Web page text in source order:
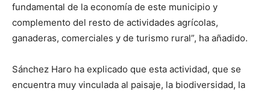
fundamental de la economía de este municipio y
complemento del resto de actividades agrícolas,
ganaderas, comerciales y de turismo rural”, ha añadido.
Sánchez Haro ha explicado que esta actividad, que se
encuentra muy vinculada al paisaje, la biodiversidad, la